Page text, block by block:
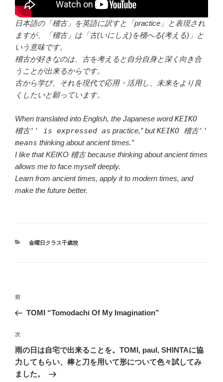
日本語の「稽古」を英語に訳すと「practice」と表現され
ますが、「稽古」は「古(いにしえ)を稽へる(考える)」と
いう意味です。
稽古が好きなのは、古を考えると自分自身と深く向き合
うことが出来るからです。
古から学び、それを現代で応用・活用し、未来をより良
くしたいと願っています。
When translated into English, the Japanese wordKEIKO
稽古'' is expressed as practice,” butKEIKO 稽古''
means thinking about ancient times.”
I like that KEIKO 稽古 because thinking about ancient times
allows me to face myself deeply.
Learn from ancient times, apply it to modern times, and
make the future better.
カ
金曜日クラス千歳校
投
ナ
ビ
ゲ
ー
シ
前
の
稿
前
TOMI “Tomodachi Of My Imagination”
次
の
投
稿
次
雨の日は自宅で出来ることを。TOMI, paul, SHINTAに協
力してもらい、棒と刀を用いて形について色々試してみ
ました。